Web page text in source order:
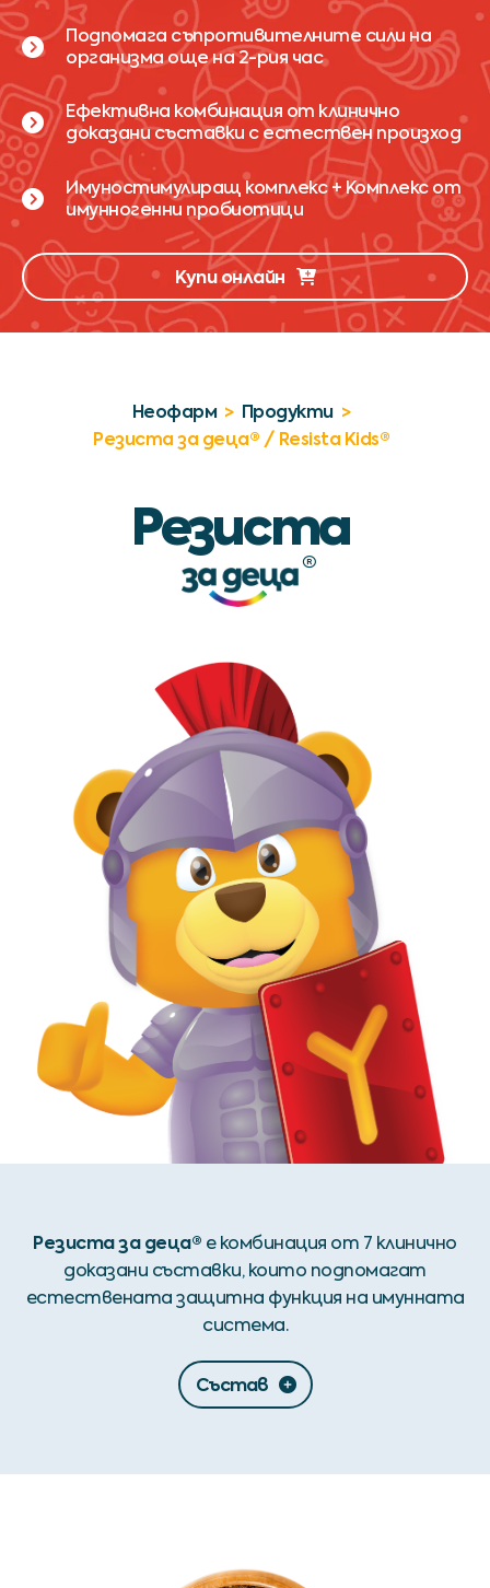
Подпомага съпротивителните сили на
организма още на 2-рия час
Ефективна комбинация от клинично
доказани съставки с естествен произход
Имуностимулиращ комплекс + Комплекс от
имунногенни пробиотици
Купи онлайн
Неофарм> Продукти>
Резиста за деца® / Resista Kids®
Резиста
Резиста за деца® е комбинация от 7 клинично
доказани съставки, които подпомагат
естествената защитна функция на имунната
система.
Състав